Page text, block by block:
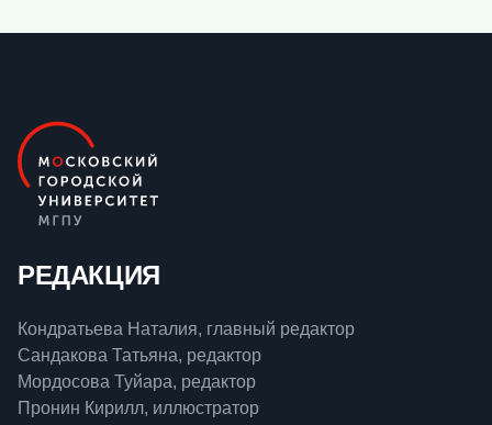
РЕДАКЦИЯ
Кондратьева Наталия, главный редактор
Сандакова Татьяна, редактор
Мордосова Туйара, редактор
Пронин Кирилл, иллюстратор